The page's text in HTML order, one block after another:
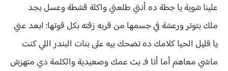
علينا شوية يا جطة ده أنتي طلعتي واكلة قشطة وعسل بجد
ملك بتوتر ورعشة في جسمها من قربه زقته بكل قوتها: ابعد عني
يا قليل الحيا كلامك ده تضحك بيه على بنات البندر اللي كنت
ماشي معاهم أما أنا فـ بت عمك وصعيدية والكلمة دي متهزش